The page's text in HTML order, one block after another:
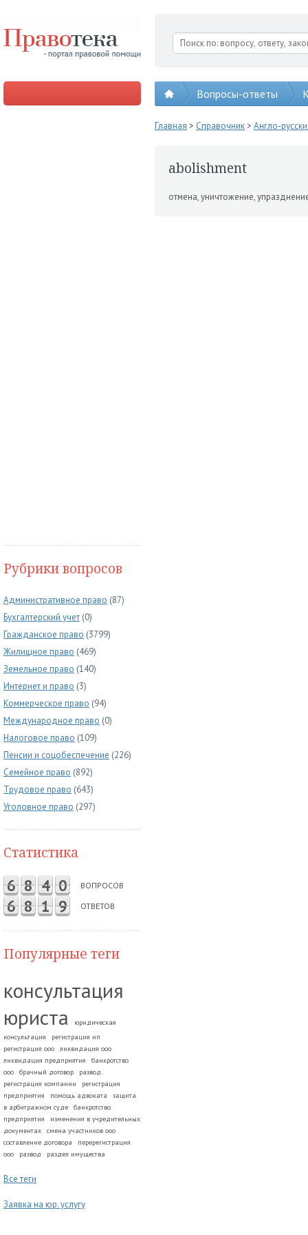
Вопросы-ответы
Рубрики вопросов
Административное право (87)
Бухгалтерский учет (0)
Гражданское право (3799)
Жилищное право (469)
Земельное право (140)
Интернет и право (3)
Коммерческое право (94)
Международное право (0)
Налоговое право (109)
Пенсии и соцобеспечение (226)
Семейное право (892)
Трудовое право (643)
Уголовное право (297)
Статистика
6 8 4 0 ВОПРОСОВ
6 8 1 9 ОТВЕТОВ
Популярные теги
консультация
юриста
юридическая
консультация
регистрация ип
регистрация ооо
ликвидация ооо
ликвидация предприятия
банкротство
ооо
брачный договор
развод.
регистрация компании
регистрация
предприятия
помощь адвоката
защита
в арбитражном суде
банкротство
предприятия
изменения в учредительных
документах
смена участников ооо
составление договора
перерегистрация
ооо
развод раздел имущества
Все теги
Заявка на юр. услугу
Главная > Справочник> Англо-
abolishment
отмена, уничтожение,